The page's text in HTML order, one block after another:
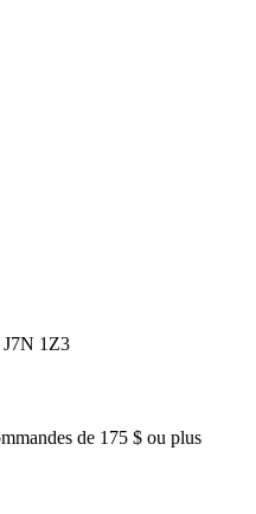
J7N 1Z3
de 175 $ ou plus